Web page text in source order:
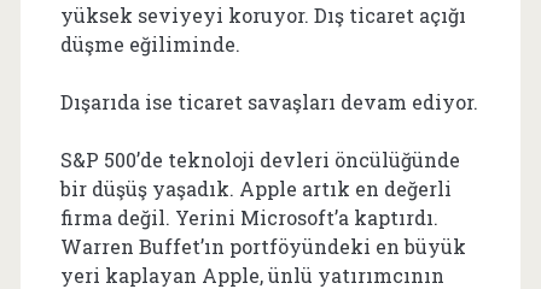
yüksek seviyeyi koruyor. Dış ticaret açığı
düşme eğiliminde.
Dışarıda ise ticaret savaşları devam ediyor.
S&P 500’de teknoloji devleri öncülüğünde
bir düşüş yaşadık. Apple artık en değerli
firma değil. Yerini Microsoft’a kaptırdı.
Warren Buffet’ın portföyündeki en büyük
yeri kaplayan Apple, ünlü yatırımcının